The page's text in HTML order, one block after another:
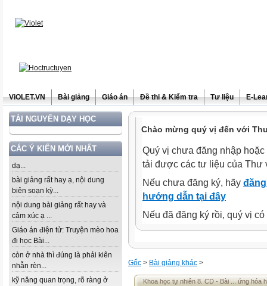
ViOLET.VN Bài giảng Giáo án Đề thi & Kiểm tra Tư liệu E-
TÀI NGUYÊN DẠY HỌC
CÁC Ý KIẾN MỚI NHẤT
dạ...
bài giảng rất hay ạ, nội dung
biên soạn kỳ...
nội dung bài giảng rất hay và
cảm xúc ạ ...
Giáo án điện tử: Truyện mèo hoa
đi học Bài...
còn ở nhà thì đúng là phải kiên
nhẫn rèn...
kỹ năng quan trọng, rõ ràng ở
Chào mừng quý vị đến với
Quý vị chưa đăng nhập
tải được các tư liệu của Thư
Nếu chưa đăng ký, hãy
hướng dẫn tại đây
Nếu đã đăng ký rồi, quý vị
Gốc > Bài giảng khác >
Khoa học tự nhiên 8. CD - Bài ... ứng hóa